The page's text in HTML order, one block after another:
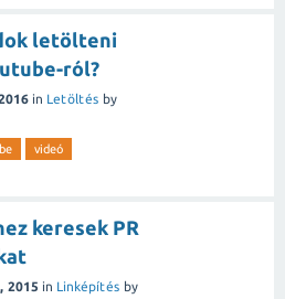
letölteni
ról?
in Letöltés by
videó
keresek PR
2015 in Linképítés by